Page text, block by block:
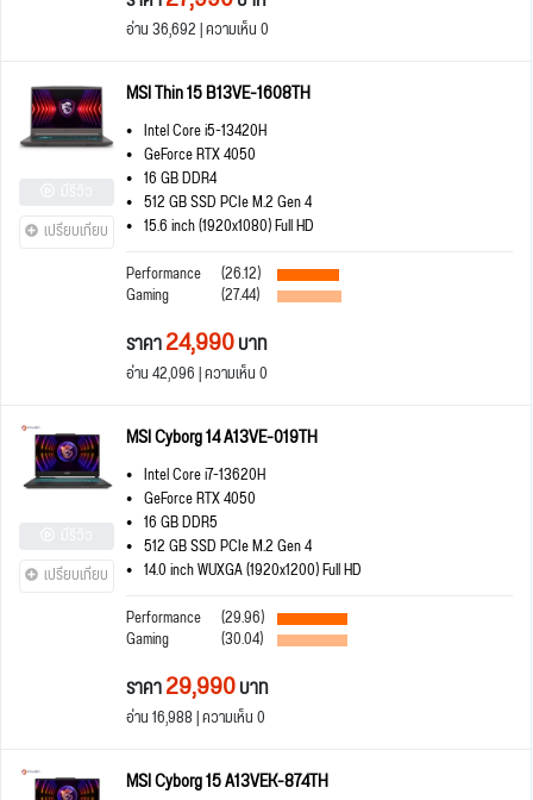
อ่าน 36,692 | ความเห็น 0
เปรียบเทียบ
MSI Thin 15 B13VE-1608TH
Intel Core i5-13420H
GeForce RTX 4050
16 GB DDR4
512 GB SSD PCIe M.2 Gen 4
15.6 inch (1920x1080) Full HD
Performance
(26.12)
Gaming (27.44)
ราคา24,990บาท
อ่าน 42,096 | ความเห็น 0
เปรียบเทียบ
MSI Cyborg 14 A13VE-019TH
Intel Core i7-13620H
GeForce RTX 4050
16 GB DDR5
512 GB SSD PCIe M.2 Gen 4
14.0 inch WUXGA (1920x1200) Full HD
Performance
(29.96)
Gaming (30.04)
ราคา29,990บาท
อ่าน 16,988 | ความเห็น 0
MSI Cyborg 15 A13VEK-874TH